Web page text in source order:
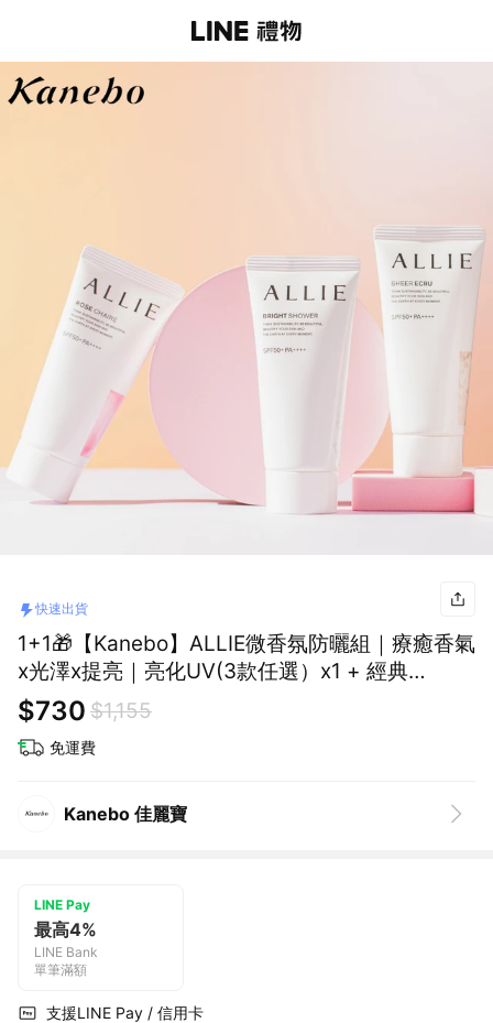
快速出貨
1+1🎁【Kanebo】ALLIE微香氛防曬組｜療癒香氣
x光澤x提亮｜亮化UV(3款任選）x1 + 經典
UV（MINI）x1｜快速出貨🚚生日快樂🎂
$730 $1,155
免運費
Kanebo 佳麗寶
LINE Pay
最高4%
LINE Bank
單筆滿額
支援LINE Pay / 信用卡